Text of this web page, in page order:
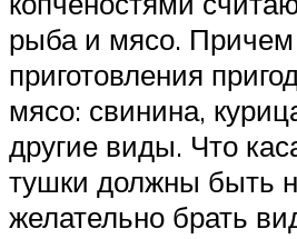
рыба и мясо.
приготовления
мясо: свинина,
другие виды. Что
тушки должны быть
желательно брать